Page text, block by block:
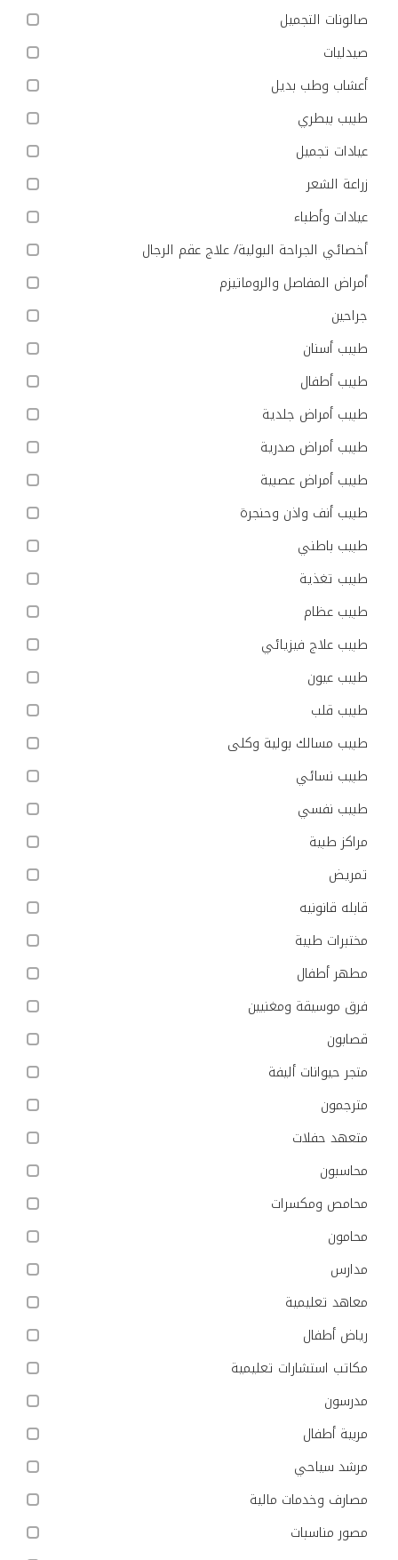
صالونات التجميل
صيدليات
أعشاب وطب بديل
طبيب بيطري
عيادات تجميل
زراعة الشعر
عيادات وأطباء
أخصائي الجراحة البولية/ علاج عقم الرجال
أمراض المفاصل والروماتيزم
جراحين
طبيب أسنان
طبيب أطفال
طبيب أمراض جلدية
طبيب أمراض صدرية
طبيب أمراض عصبية
طبيب أنف واذن وحنجرة
طبيب باطني
طبيب تغذية
طبيب عظام
طبيب علاج فيزيائي
طبيب عيون
طبيب قلب
طبيب مسالك بولية وكلى
طبيب نسائي
طبيب نفسي
مراكز طبية
تمريض
قابله قانونيه
مختبرات طبية
مطهر أطفال
فرق موسيقة ومغنيين
قصابون
متجر حيوانات أليفة
مترجمون
متعهد حفلات
محاسبون
محامص ومكسرات
محامون
مدارس
معاهد تعليمية
رياض أطفال
مكاتب استشارات تعليمية
مدرسون
مربية أطفال
مرشد سياحي
مصارف وخدمات مالية
مصور مناسبات